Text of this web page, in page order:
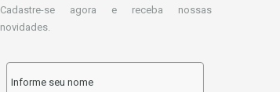
Cadastre-se agora e receba nossas
novidades.